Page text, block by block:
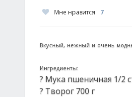
Мне нравится 7
Вкусный, нежный и очень
Ингредиенты:
? Мука пшеничная 1/2
? Творог 700 г